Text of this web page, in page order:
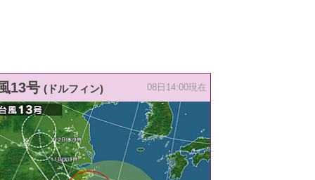
13号 (ドルフィン) 08日14:00現在